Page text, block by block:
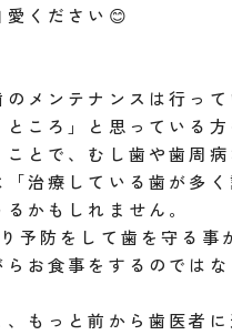
ください😊
のメンテナンスは行っ
ところ」と思っている
とで、むし歯や歯周
治療している歯が多
かもしれません。
予防をして歯を守る事
お食事をするのでは
、もっと前から歯医者